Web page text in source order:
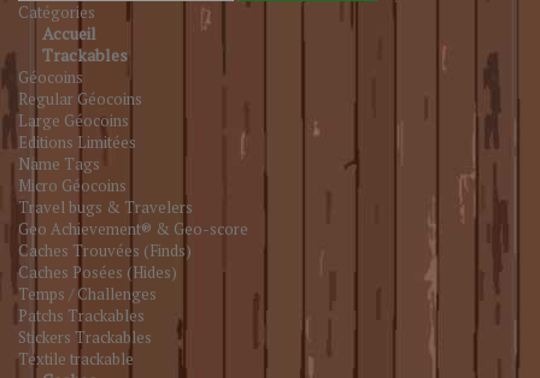
Catégories
Accueil
Trackables
Géocoins
Regular Géocoins
Large Géocoins
Editions Limitées
Name Tags
Micro Géocoins
Travel bugs & Travelers
Geo Achievement® & Geo-score
Caches Trouvées (Finds)
Caches Posées (Hides)
Temps / Challenges
Patchs Trackables
Stickers Trackables
Textile trackable